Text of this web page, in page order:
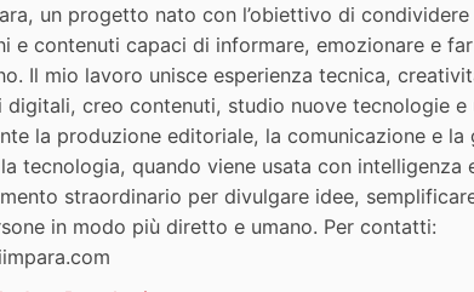
un progetto nato con l’obiettivo di condividere
e contenuti capaci di informare, emozionare e
Il mio lavoro unisce esperienza tecnica,
digitali, creo contenuti, studio nuove tecnologie e
la produzione editoriale, la comunicazione e
tecnologia, quando viene usata con intelligenza
straordinario per divulgare idee,
in modo più diretto e umano. Per contatti: